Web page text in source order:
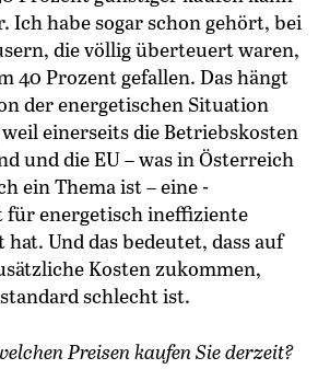
Ich habe sogar schon gehört, bei
die völlig überteuert waren,
40 Prozent gefallen. Das hängt
der energetischen Situation
weil einerseits die Betriebskosten
und die EU – was in Österreich
ein Thema ist – eine
für energetisch ineffiziente
Und das bedeutet, dass auf
Kosten zukommen,
schlecht ist.
Preisen kaufen Sie derzeit?